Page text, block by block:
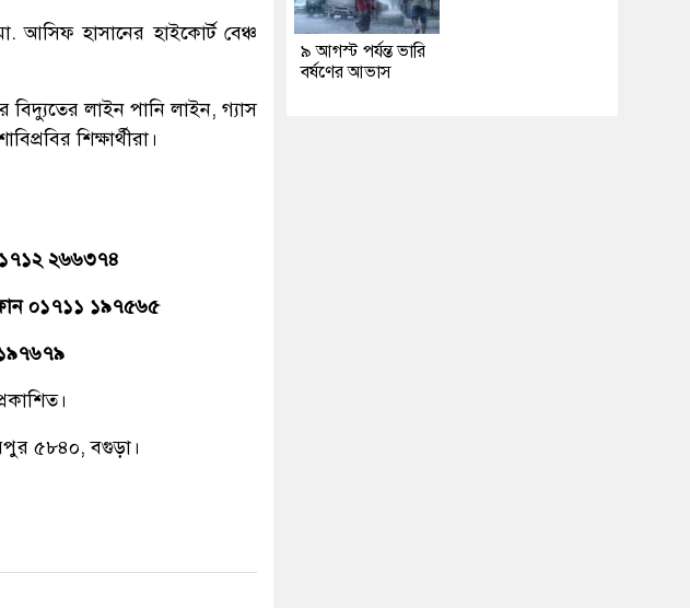
আসিফ হাসানের হাইকোর্ট বেঞ্চ
বিদ্যুতের লাইন পানি লাইন, গ্যাস
শিক্ষার্থীরা।
২৬৬৩৭৪
০১৭১১ ১৯৭৫৬৫
৫৮৪০, বগুড়া।
৯ আগস্ট পর্যন্ত ভারি
বর্ষণের আভাস